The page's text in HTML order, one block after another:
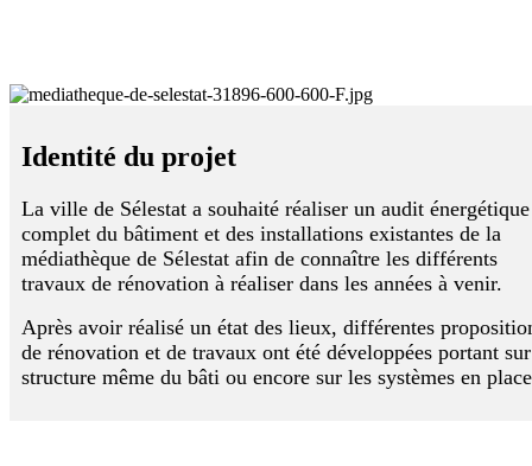
Identité du projet
La ville de Sélestat a souhaité réaliser un audit énergétique
complet du bâtiment et des installations existantes de la
médiathèque de Sélestat afin de connaître les différents
travaux de rénovation à réaliser dans les années à venir.
Après avoir réalisé un état des lieux, différentes
de rénovation et de travaux ont été développées portant
structure même du bâti ou encore sur les systèmes en